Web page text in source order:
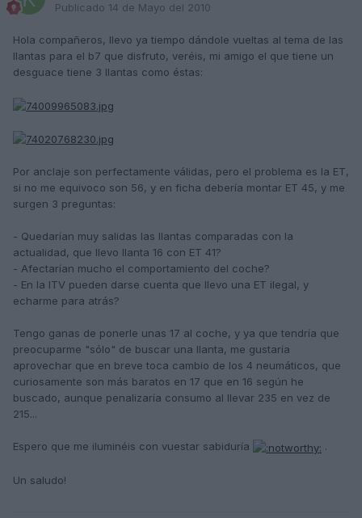
Publicado 14 de Mayo del 2010
Hola compañeros, llevo ya tiempo dándole vueltas al tema de las
llantas para el b7 que disfruto, veréis, mi amigo el que tiene un
desguace tiene 3 llantas como éstas:
Por anclaje son perfectamente válidas, pero el problema es la ET,
si no me equivoco son 56, y en ficha debería montar ET 45, y me
surgen 3 preguntas:
- Quedarían muy salidas las llantas comparadas con la
actualidad, que llevo llanta 16 con ET 41?
- Afectarían mucho el comportamiento del coche?
- En la ITV pueden darse cuenta que llevo una ET ilegal, y
echarme para atrás?
Tengo ganas de ponerle unas 17 al coche, y ya que tendría que
preocuparme "sólo" de buscar una llanta, me gustaría
aprovechar que en breve toca cambio de los 4 neumáticos, que
curiosamente son más baratos en 17 que en 16 según he
buscado, aunque penalizaría consumo al llevar 235 en vez de
215...
Espero que me iluminéis con vuestar sabiduría .
Un saludo!